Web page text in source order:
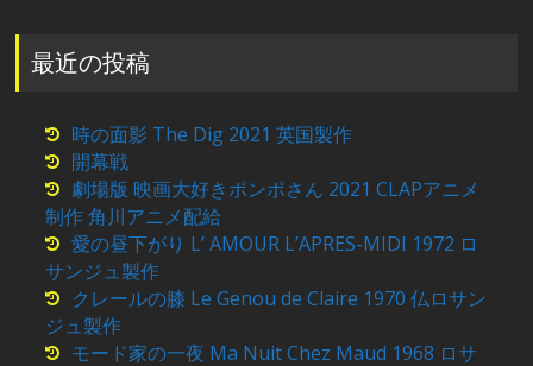
最近の投稿
時の面影 The Dig 2021 英国製作
開幕戦
劇場版 映画大好きポンポさん 2021 CLAPアニメ
制作 角川アニメ配給
愛の昼下がり L’ AMOUR L’APRES-MIDI 1972 ロ
サンジュ製作
クレールの膝 Le Genou de Claire 1970 仏ロサン
ジュ製作
モード家の一夜 Ma Nuit Chez Maud 1968 ロサ